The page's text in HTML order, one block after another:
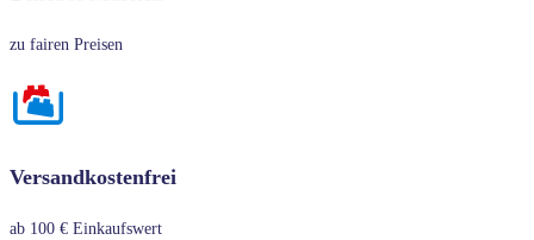
zu fairen Preisen
Versandkostenfrei
ab 100 € Einkaufswert